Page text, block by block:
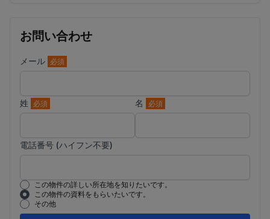
お問い合わせ
メール 必須
姓 必須 名 必須
電話番号 (ハイフン不要)
この物件の詳しい所在地を知りたいです。
この物件の資料をもらいたいです。
その他